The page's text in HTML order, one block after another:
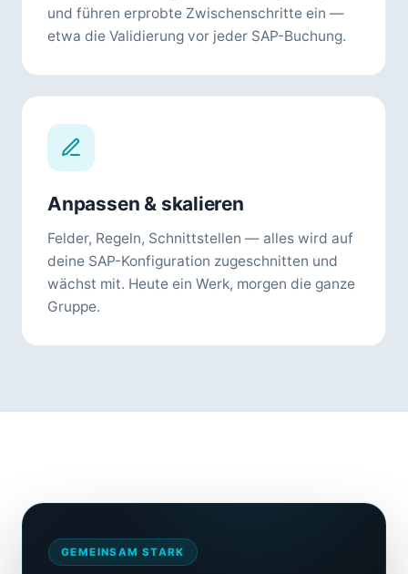
und führen erprobte Zwischenschritte ein —
etwa die Validierung vor jeder SAP-Buchung.
Anpassen & skalieren
Felder, Regeln, Schnittstellen — alles wird auf
deine SAP-Konfiguration zugeschnitten und
wächst mit. Heute ein Werk, morgen die ganze
Gruppe.
GEMEINSAM STARK